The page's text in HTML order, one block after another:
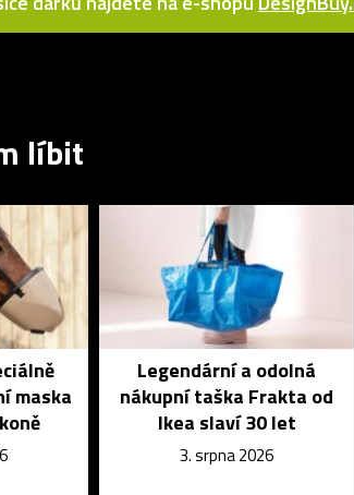
líbit
maska
Legendární a odolná
nákupní taška Frakta od
Ikea slaví 30 let
3. srpna 2026